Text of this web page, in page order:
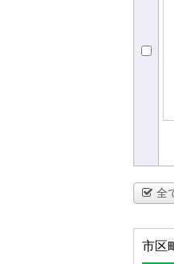
全
市区